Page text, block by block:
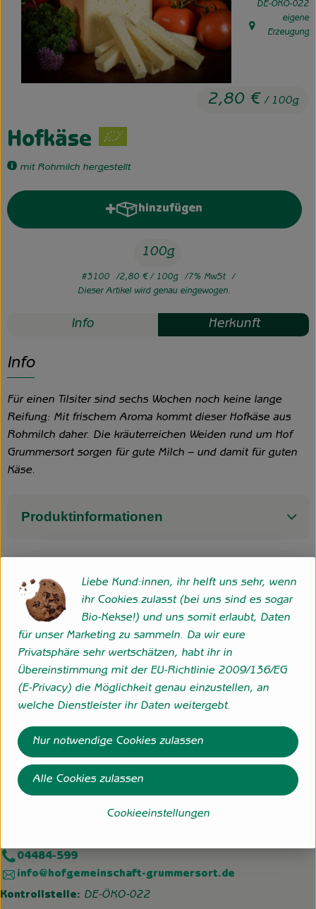
Unsere Hofkiste
Über uns
Hofkäse
mit Rohmilch hergestellt
2,80 €/ 100g
, Kontrollstelle:
DE-ÖKO-022
, Herkunft:
eigene
Erzeugung
hinzufügen
Produkt zum Warenkorb
100g
#3100 2,80 €/ 100g
7% MwSt
Dieser Artikel wird genau eingewogen.
Info Herkunft
Info
Für einen Tilsiter sind sechs Wochen noch keine lange
Reifung: Mit frischem Aroma kommt dieser Hofkäse aus
Rohmilch daher. Die kräuterreichen Weiden rund um Hof
Grummersort sorgen für gute Milch – und damit für guten
Käse.
Produktinformationen
Herkunft
Hersteller: Hofgemeinschaft Grummersort GbR
27798 Hude eigene Erzeugung
Folge uns
Externer Link zu https://www.instagram.com/
Externer Link zu https://wp.solawi-
Hofgemeinschaft Grummersort
04484-599
info@hofgemeinschaft-grummersort.de
Kontrollstelle: DE-ÖKO-022
Liebe Kund:innen, ihr helft uns sehr, wenn
ihr Cookies zulasst (bei uns sind es sogar
Bio-Kekse!) und uns somit erlaubt, Daten
für unser Marketing zu sammeln. Da wir eure
Privatsphäre sehr wertschätzen, habt ihr in
Übereinstimmung mit der EU-Richtlinie 2009/136/EG
(E-Privacy) die Möglichkeit genau einzustellen, an
welche Dienstleister ihr Daten weitergebt.
Cookieeinstellungen
Nur notwendige Cookies zulassen
Alle Cookies zulassen